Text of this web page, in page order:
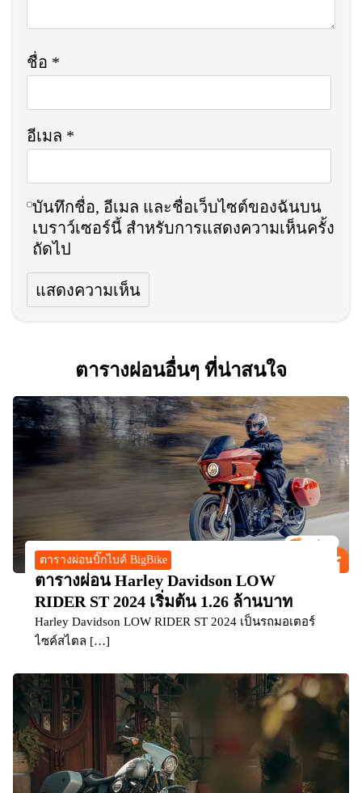
ชื่อ *
อีเมล *
บันทึกชื่อ, อีเมล และชื่อเว็บไซต์ของฉันบน
เบราว์เซอร์นี้ สำหรับการแสดงความเห็นครั้ง
ถัดไป
ตารางผ่อนอื่นๆ ที่น่าสนใจ
ตารางผ่อนบิ๊กไบค์ BigBike
ตารางผ่อน Harley Davidson LOW
RIDER ST 2024 เริ่มต้น 1.26 ล้านบาท
Harley Davidson LOW RIDER ST 2024 เป็นรถมอเตอร์
ไซค์สไตล […]